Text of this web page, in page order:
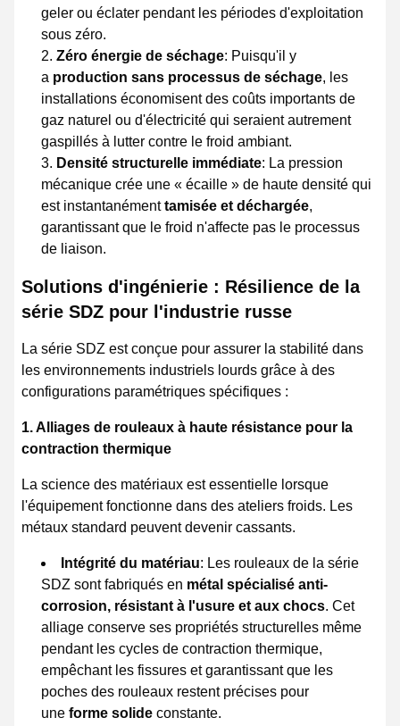
geler ou éclater pendant les périodes d'exploitation
sous zéro.
Zéro énergie de séchage: Puisqu'il y
a production sans processus de séchage, les
installations économisent des coûts importants de
gaz naturel ou d'électricité qui seraient autrement
gaspillés à lutter contre le froid ambiant.
Densité structurelle immédiate: La pression
mécanique crée une « écaille » de haute densité qui
est instantanémenttamisée et déchargée,
garantissant que le froid n'affecte pas le processus
de liaison.
Solutions d'ingénierie : Résilience de la
série SDZ pour l'industrie russe
La série SDZ est conçue pour assurer la stabilité dans
les environnements industriels lourds grâce à des
configurations paramétriques spécifiques :
1. Alliages de rouleaux à haute résistance pour la
contraction thermique
La science des matériaux est essentielle lorsque
l'équipement fonctionne dans des ateliers froids. Les
métaux standard peuvent devenir cassants.
Intégrité du matériau: Les rouleaux de la série
SDZ sont fabriqués en métal spécialisé anti-
corrosion, résistant à l'usure et aux chocs. Cet
alliage conserve ses propriétés structurelles même
pendant les cycles de contraction thermique,
empêchant les fissures et garantissant que les
poches des rouleaux restent précises pour
une forme solide constante.